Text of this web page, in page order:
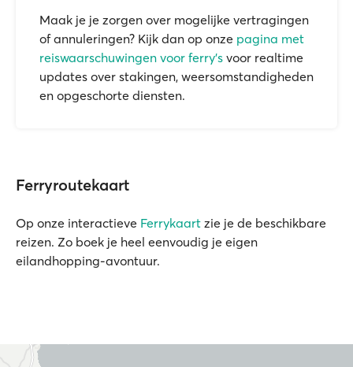
Maak je je zorgen over mogelijke vertragingen
of annuleringen? Kijk dan op onze pagina met
reiswaarschuwingen voor ferry's voor realtime
updates over stakingen, weersomstandigheden
en opgeschorte diensten.
Ferryroutekaart
Op onze interactieve Ferrykaart zie je de beschikbare
reizen. Zo boek je heel eenvoudig je eigen
eilandhopping-avontuur.